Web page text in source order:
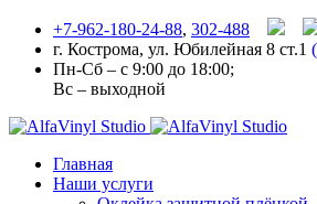
+7-962-180-24-88, 302-488
г. Кострома, ул. Юбилейная 8 ст.1
Пн-Сб – с 9:00 до 18:00;
Вс – выходной
Главная
Наши услуги